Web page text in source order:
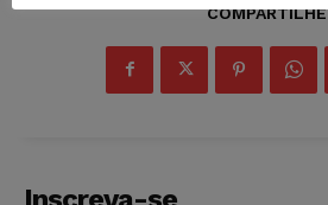
COMPARTILHE